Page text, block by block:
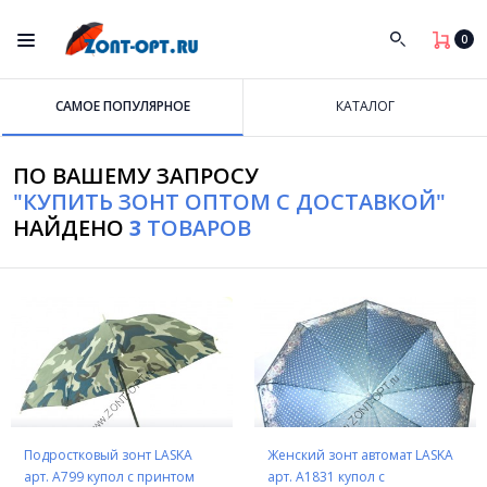
0
САМОЕ ПОПУЛЯРНОЕ КАТАЛОГ
ПО ВАШЕМУ ЗАПРОСУ
"КУПИТЬ ЗОНТ ОПТОМ С ДОСТАВКОЙ"
НАЙДЕНО 3 ТОВАРОВ
Подростковый зонт LASKA
арт. A799 купол с принтом
Женский зонт автомат LASKA
арт. А1831 купол с